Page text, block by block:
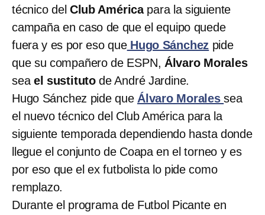
técnico del Club Américapara la siguiente
campaña en caso de que el equipo quede
fuera y es por eso que Hugo Sánchez pide
que su compañero de ESPN, Álvaro Morales
sea el sustituto de André Jardine.
Hugo Sánchez pide que Álvaro Moralessea
el nuevo técnico del Club América para la
siguiente temporada dependiendo hasta donde
llegue el conjunto de Coapa en el torneo y es
por eso que el ex futbolista lo pide como
remplazo.
Durante el programa de Futbol Picante en